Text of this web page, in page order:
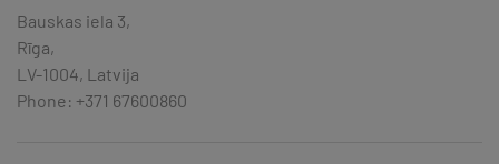
Bauskas iela 3,
Rīga,
LV-1004, Latvija
Phone: +371 67600860